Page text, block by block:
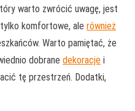
warto zwrócić uwagę, jest
komfortowe, ale również
Warto pamiętać, że
dobrane dekoracje i
tę przestrzeń. Dodatki,